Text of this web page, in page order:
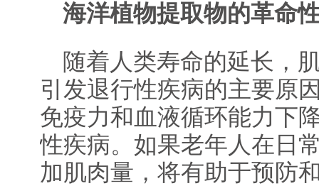
海洋植物提取物的革命
随着人类寿命的延长，
引发退行性疾病的主要原
免疫力和血液循环能力下
性疾病。如果老年人在日
加肌肉量，将有助于预防